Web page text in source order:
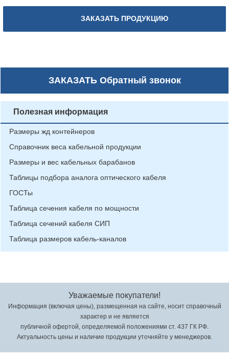
ЗАКАЗАТЬ ПРОДУКЦИЮ
ЗАКАЗАТЬОбратный звонок
Полезная информация
Размеры жд контейнеров
Справочник веса кабельной продукции
Размеры и вес кабельных барабанов
Таблицы подбора аналога оптического кабеля
ГОСТы
Таблица сечения кабеля по мощности
Таблица сечений кабеля СИП
Таблица размеров кабель-каналов
Уважаемые покупатели!
Информация (включая цены), размещенная на сайте, носит справочный
характер и не является
публичной офертой, определяемой положениями ст. 437 ГК РФ.
Актуальность цены и наличие продукции уточняйте у менеджеров.